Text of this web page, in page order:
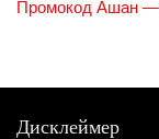
Промокод Ашан —
Дисклеймер